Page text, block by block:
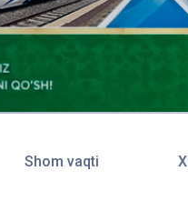
Shom vaqti